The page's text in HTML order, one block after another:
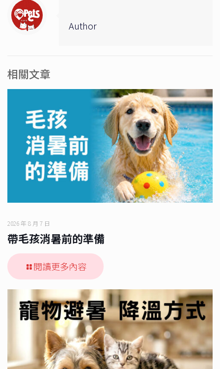
Author
相關文章
2026 年 8 月 7 日
帶毛孩消暑前的準備
閱讀更多內容